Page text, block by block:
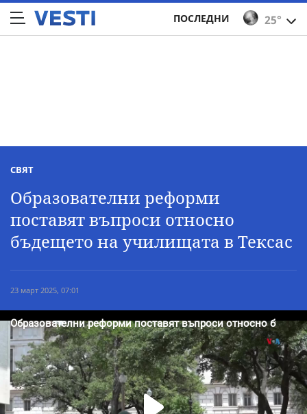
25°
ПОСЛЕДНИ
СВЯТ
Образователни реформи
поставят въпроси относно
бъдещето на училищата в Тексас
23 март 2025, 07:01